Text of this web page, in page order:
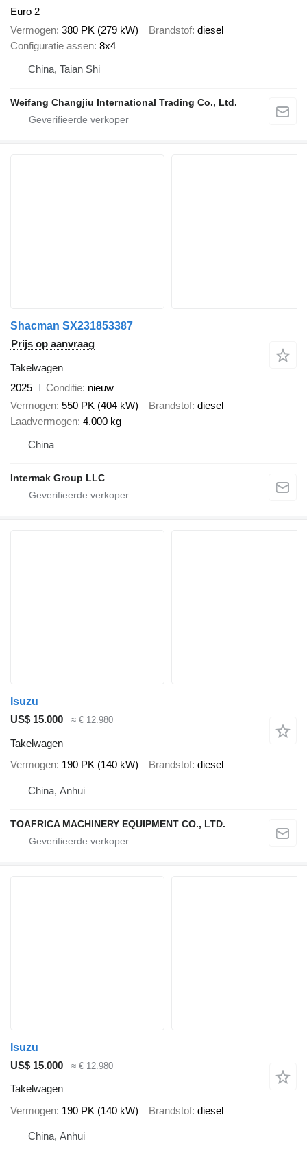
Euro 2
Vermogen 380 PK (279 kW) Brandstof diesel
Configuratie assen 8x4
China, Taian Shi
Weifang Changjiu International Trading Co., Ltd.
Shacman SX231853387
Prijs op aanvraag
Takelwagen
2025
Conditie nieuw
Vermogen 550 PK (404 kW) Brandstof diesel
Laadvermogen 4.000 kg
China
Intermak Group LLC
Isuzu
US$ 15.000
≈ € 12.980
Takelwagen
Vermogen 190 PK (140 kW) Brandstof diesel
China, Anhui
TOAFRICA MACHINERY EQUIPMENT CO., LTD.
Isuzu
US$ 15.000
≈ € 12.980
Takelwagen
Vermogen 190 PK (140 kW) Brandstof diesel
China, Anhui